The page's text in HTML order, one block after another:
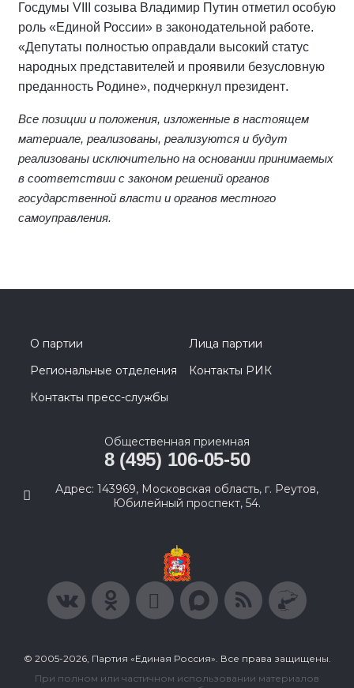
Госдумы VIII созыва Владимир Путин отметил особую
роль «Единой России» в законодательной работе.
«Депутаты полностью оправдали высокий статус
народных представителей и проявили безусловную
преданность Родине», подчеркнул президент.
Все позиции и положения, изложенные в настоящем
материале, реализованы, реализуются и будут
реализованы исключительно на основании принимаемых
в соответствии с законом решений органов
государственной власти и органов местного
самоуправления.
О партии
Лица партии
Региональные отделения
Контакты РИК
Контакты пресс-службы
Общественная приемная
8 (495) 106-05-50
Адрес: 143969, Московская область, г. Реутов,
Юбилейный проспект, 54.
© 2005-2026, Партия «Единая Россия». Все права защищены.
При полном или частичном использовании материалов